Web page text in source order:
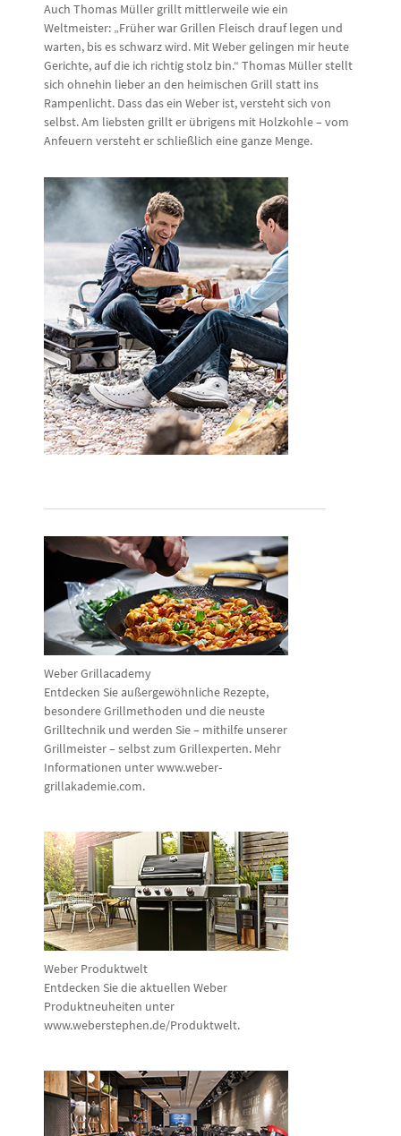
Auch Thomas Müller grillt mittlerweile wie ein
Weltmeister: „Früher war Grillen Fleisch drauf legen und
warten, bis es schwarz wird. Mit Weber gelingen mir heute
Gerichte, auf die ich richtig stolz bin.“ Thomas Müller stellt
sich ohnehin lieber an den heimischen Grill statt ins
Rampenlicht. Dass das ein Weber ist, versteht sich von
selbst. Am liebsten grillt er übrigens mit Holzkohle – vom
Anfeuern versteht er schließlich eine ganze Menge.
Weber Grillacademy
Entdecken Sie außergewöhnliche Rezepte,
besondere Grillmethoden und die neuste
Grilltechnik und werden Sie – mithilfe unserer
Grillmeister – selbst zum Grillexperten. Mehr
Informationen unter www.weber-
grillakademie.com.
Weber Produktwelt
Entdecken Sie die aktuellen Weber
Produktneuheiten unter
www.weberstephen.de/Produktwelt.